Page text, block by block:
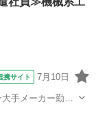
携サイト 7月10日
手メーカー勤